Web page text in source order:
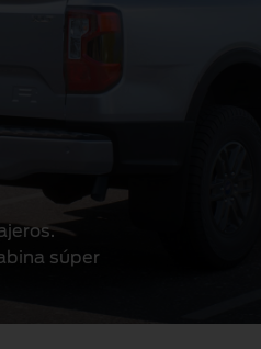
súper